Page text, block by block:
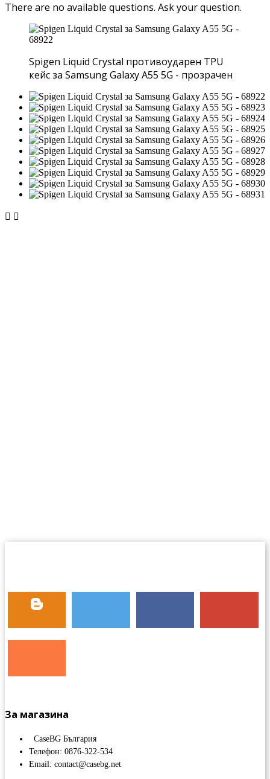
There are no available questions. Ask your question.
Spigen Liquid Crystal противоударен TPU
кейс за Samsung Galaxy A55 5G - прозрачен
 
За магазина
CaseBG България
Телефон: 0876-322-534
Email: contact@casebg.net